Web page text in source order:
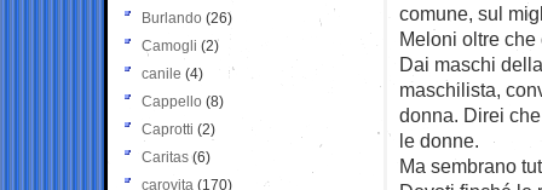
comune, sul
Meloni oltre
Dai maschi
maschilista,
donna. Direi
le donne.
Ma sembrano
Burlando (26)
Camogli (2)
canile (4)
Cappello (8)
Caprotti (2)
Caritas (6)
carovita (170)